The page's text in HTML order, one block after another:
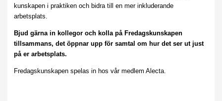
kunskapen i praktiken och bidra till en mer inkluderande
arbetsplats.
Bjud gärna in kollegor och kolla på Fredagskunskapen
tillsammans, det öppnar upp för samtal om hur det ser ut just
på er arbetsplats.
Fredagskunskapen spelas in hos vår medlem Alecta.